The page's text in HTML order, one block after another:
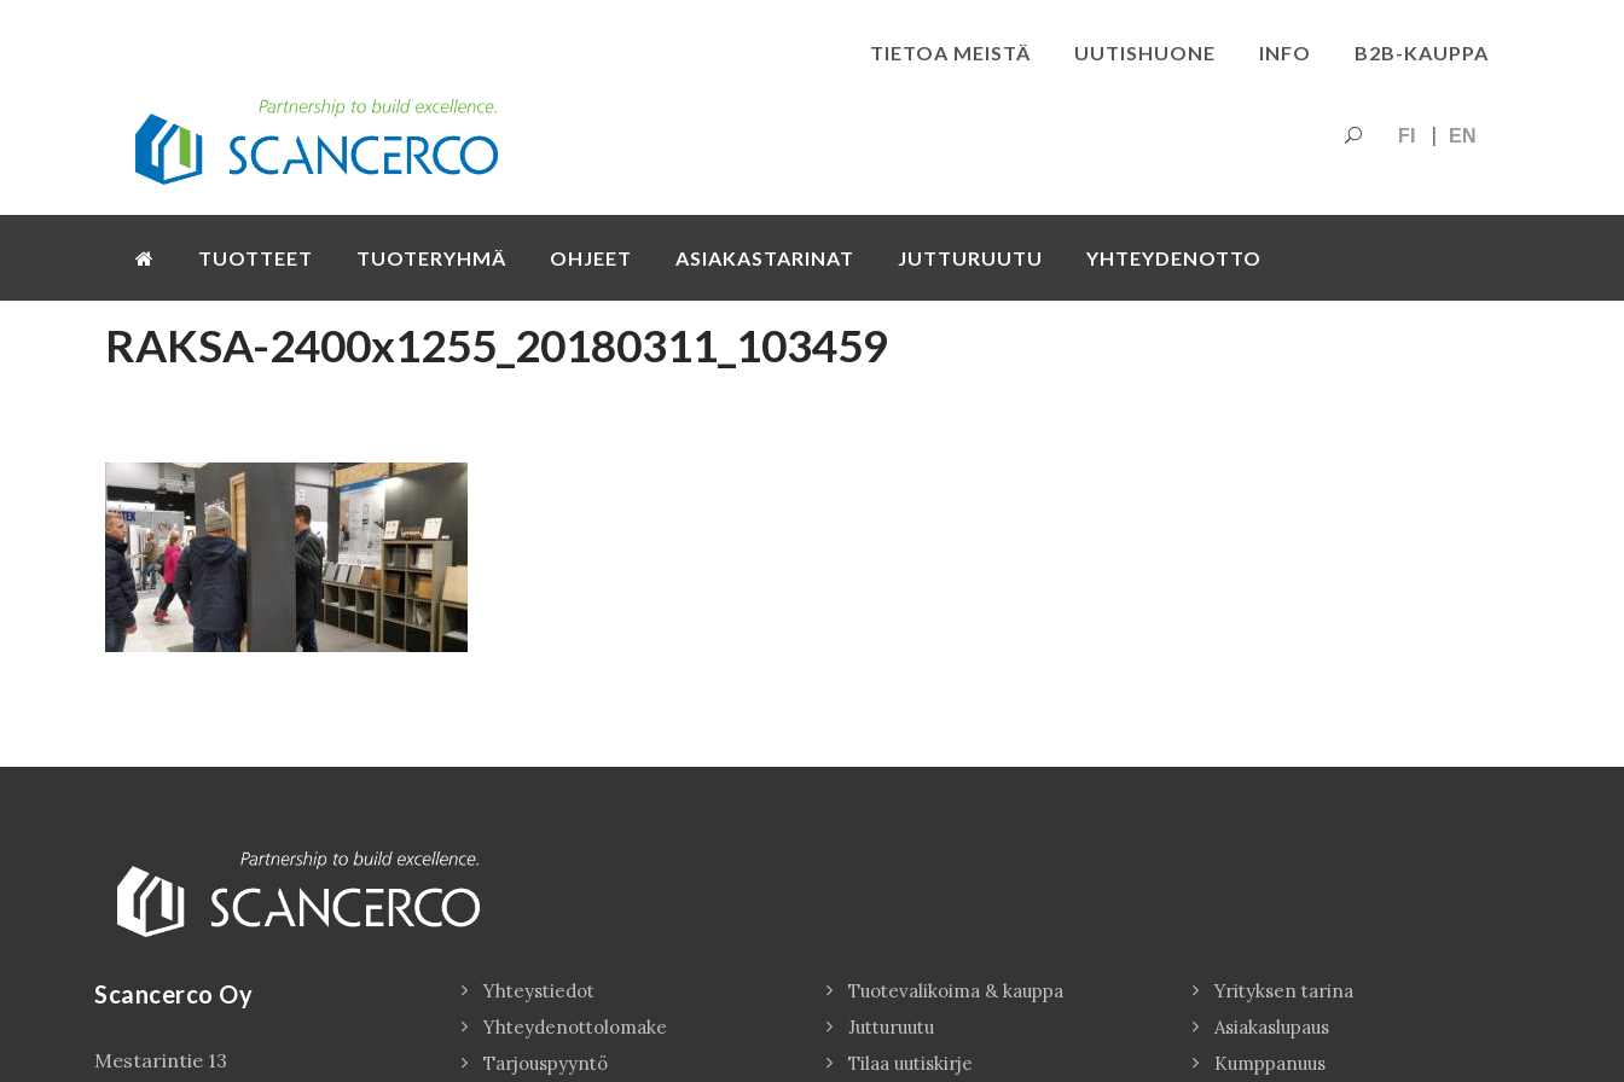
TIETOA MEISTÄ UUTISHUONE INFO B2B-KAUPPA
FI EN
TUOTTEET TUOTERYHMÄ OHJEET ASIAKASTARINAT JUTTURUUTU YHTEYDENOTTO
RAKSA-2400x1255_20180311_103459
Scancerco Oy
Mestarintie 13
Yhteystiedot
Yhteydenottolomake
Tarjouspyyntö
Tuotevalikoima & kauppa
Jutturuutu
Tilaa uutiskirje
Yrityksen tarina
Asiakaslupaus
Kumppanuus